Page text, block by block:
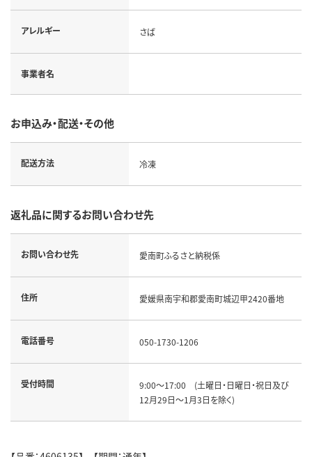
アレルギー さば
事業者名
お申込み・配送・その他
配送方法 冷凍
返礼品に関するお問い合わせ先
お問い合わせ先 愛南町ふるさと納税係
住所 愛媛県南宇和郡愛南町城辺甲2420番地
電話番号 050-1730-1206
受付時間
9:00～17:00 (土曜日・日曜日・祝日及び
12月29日～1月3日を除く)